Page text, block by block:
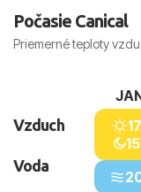
Počasie Canical
Priemerné teploty
Vzduch
Voda